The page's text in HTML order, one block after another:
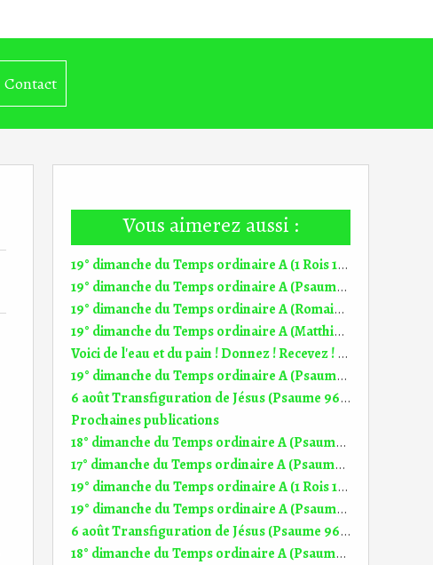
Contact
Vous aimerez aussi :
19° dimanche du Temps ordinaire A (1 Rois 19, 9a.11-13a) (DiMail 346)
19° dimanche du Temps ordinaire A (Psaume 84 (85)) (DiMail 539)
19° dimanche du Temps ordinaire A (Romains 9, 1-5) (DiMail 347)
19° dimanche du Temps ordinaire A (Matthieu 14, 22-33) (DiMail 348)
Voici de l'eau et du pain ! Donnez ! Recevez ! Homélie 18° dim TO A (2.08.2026)
19° dimanche du Temps ordinaire A (Psaume 84 (85)) (DiMail 539)
6 août Transfiguration de Jésus (Psaume 96 (97)) (DiMail 646)
Prochaines publications
18° dimanche du Temps ordinaire A (Psaume 144 (145)) (DiMail 538)
17° dimanche du Temps ordinaire A (Psaume 118 (119)) (DiMail 537)
19° dimanche du Temps ordinaire A (1 Rois 19, 9a.11-13a) (DiMail 346)
19° dimanche du Temps ordinaire A (Psaume 84 (85)) (DiMail 539)
6 août Transfiguration de Jésus (Psaume 96 (97)) (DiMail 646)
18° dimanche du Temps ordinaire A (Psaume 144 (145)) (DiMail 538)